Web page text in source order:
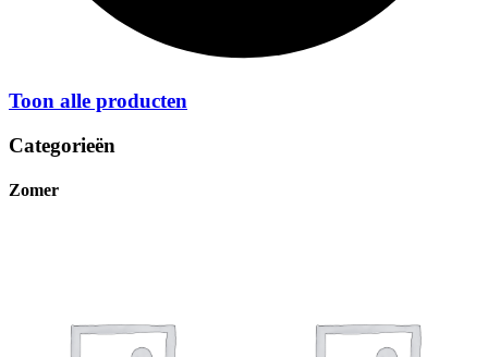
Toon alle producten
Categorieën
Zomer